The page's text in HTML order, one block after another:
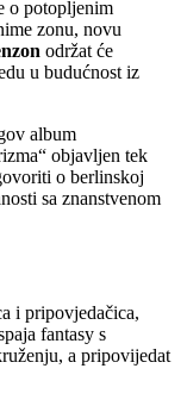
o potopljenim
zonu, novu
održat će
u budućnost iz
album
objavljen tek
o berlinskoj
sa znanstvenom
i pripovjedačica,
fantasy s
a pripovijedat